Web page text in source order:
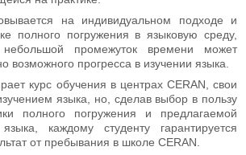
на индивидуальном подходе и
полного погружения в языковую среду,
небольшой промежуток времени может
возможного прогресса в изучении языка.
курс обучения в центрах CERAN, свои
языка, но, сделав выбор в пользу
полного погружения и предлагаемой
каждому студенту гарантируется
от пребывания в школе CERAN.